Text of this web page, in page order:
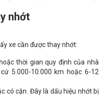
nhớt
xe cần được thay nhớt:
thời gian quy định của nhà
5.000-10.000 km hoặc 6-12
có cặn. Đây là dấu hiệu nhớt bị